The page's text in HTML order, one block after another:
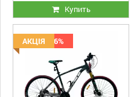
Купить
Скидка -6%
АКЦІЯ